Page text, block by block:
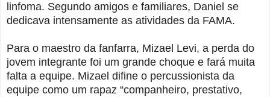
linfoma. Segundo amigos e familiares, Daniel se
dedicava intensamente as atividades da FAMA.
Para o maestro da fanfarra, Mizael Levi, a perda do
jovem integrante foi um grande choque e fará muita
falta a equipe. Mizael difine o percussionista da
equipe como um rapaz “companheiro, prestativo,